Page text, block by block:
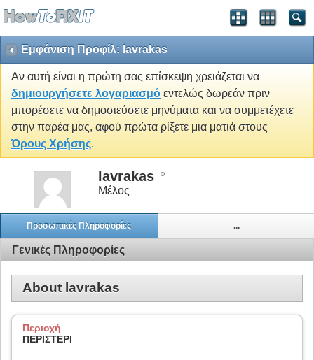
Εμφάνιση Προφίλ: lavrakas
Αν αυτή είναι η πρώτη σας επίσκεψη χρειάζεται να
δημιουργήσετε λογαριασμό εντελώς δωρεάν πριν
μπορέσετε να δημοσιεύσετε μηνύματα και να συμμετέχετε
στην παρέα μας, αφού πρώτα ρίξετε μια ματιά στους
Όρους Χρήσης.
lavrakas
Μέλος
Προσωπικές Πληροφορίες ...
Γενικές Πληροφορίες
About lavrakas
Περιοχή
ΠΕΡΙΣΤΕΡΙ